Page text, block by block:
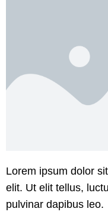
Lorem ipsum dolor
elit. Ut elit tellus,
pulvinar dapibus leo.